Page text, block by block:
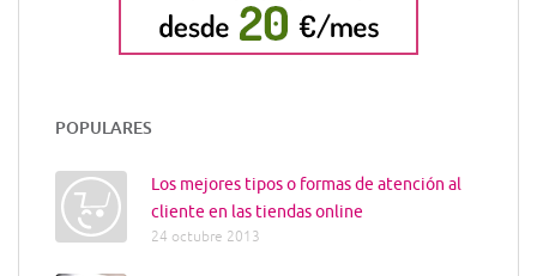
POPULARES
Los mejores tipos o formas de atención al
cliente en las tiendas online
24 octubre 2013